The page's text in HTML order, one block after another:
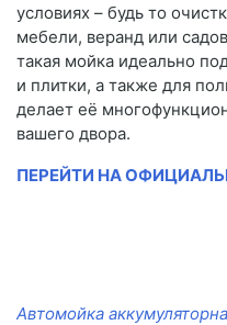
условиях – будь то
мебели, веранд или
такая мойка идеально
и плитки, а также для
делает её
вашего двора.
ПЕРЕЙТИ НА
Автомойка